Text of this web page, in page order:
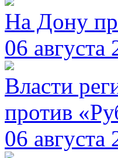
На Дону
06 августа
Власти
против
06 августа